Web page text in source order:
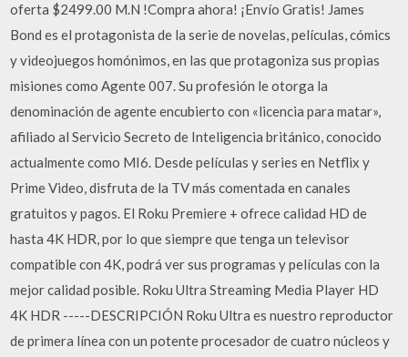
oferta $2499.00 M.N !Compra ahora! ¡Envío Gratis! James
Bond es el protagonista de la serie de novelas, películas, cómics
y videojuegos homónimos, en las que protagoniza sus propias
misiones como Agente 007. Su profesión le otorga la
denominación de agente encubierto con «licencia para matar»,
afiliado al Servicio Secreto de Inteligencia británico, conocido
actualmente como MI6. Desde películas y series en Netflix y
Prime Video, disfruta de la TV más comentada en canales
gratuitos y pagos. El Roku Premiere + ofrece calidad HD de
hasta 4K HDR, por lo que siempre que tenga un televisor
compatible con 4K, podrá ver sus programas y películas con la
mejor calidad posible. Roku Ultra Streaming Media Player HD
4K HDR -----DESCRIPCIÓN Roku Ultra es nuestro reproductor
de primera línea con un potente procesador de cuatro núcleos y